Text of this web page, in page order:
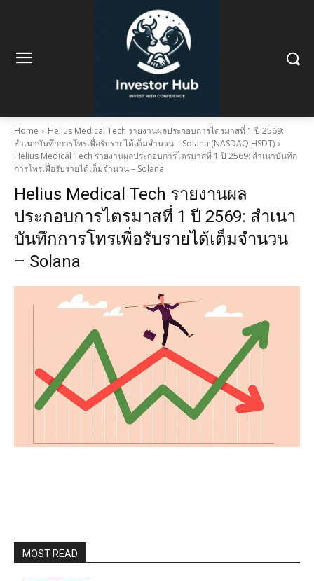
Home
Helius Medical Tech รายงานผลประกอบการไตรมาสที่ 1 ปี 2569:
สำเนาบันทึกการโทรเพื่อรับรายได้เต็มจำนวน – Solana (NASDAQ:HSDT)
Helius Medical Tech รายงานผลประกอบการไตรมาสที่ 1 ปี 2569: สำเนาบันทึก
การโทรเพื่อรับรายได้เต็มจำนวน – Solana
Helius Medical Tech รายงานผล
ประกอบการไตรมาสที่ 1 ปี 2569: สำเนา
บันทึกการโทรเพื่อรับรายได้เต็มจำนวน
– Solana
MOST READ